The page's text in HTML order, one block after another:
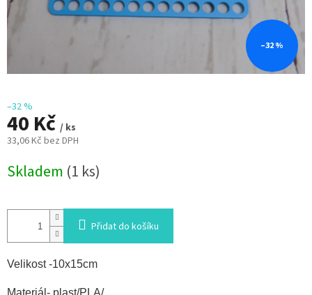
–32 %
–32 %
40 Kč / ks
33,06 Kč bez DPH
cena:
Skladem (1 ks)
Přidat do košíku
Velikost -10x15cm